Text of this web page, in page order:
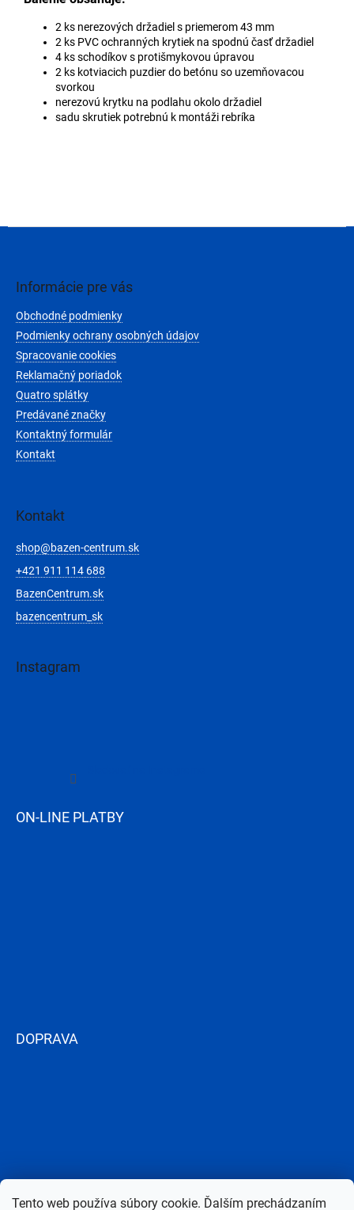
Tento web používa súbory cookie. Ďalším prechádzaním
2 ks nerezových držadiel s priemerom 43 mm
2 ks PVC ochranných krytiek na spodnú časť držadiel
4 ks schodíkov s protišmykovou úpravou
2 ks kotviacich puzdier do betónu so uzemňovacou
svorkou
nerezovú krytku na podlahu okolo držadiel
sadu skrutiek potrebnú k montáži rebríka
Informácie pre vás
Obchodné podmienky
Podmienky ochrany osobných údajov
Spracovanie cookies
Reklamačný poriadok
Quatro splátky
Predávané značky
Kontaktný formulár
Kontakt
Kontakt
shop@bazen-centrum.sk
+421 911 114 688
BazenCentrum.sk
bazencentrum_sk
Instagram
ON-LINE PLATBY
DOPRAVA